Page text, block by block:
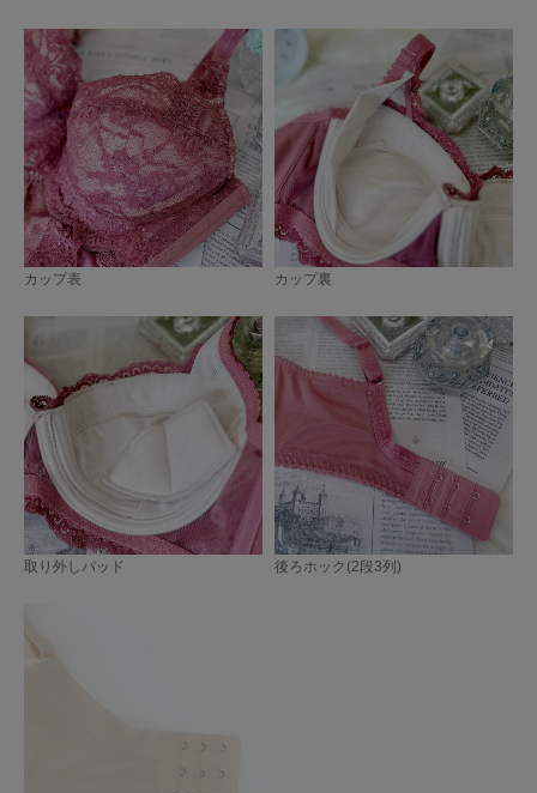
カップ表 カップ裏
取り外しパッド 後ろホック(2段3列)